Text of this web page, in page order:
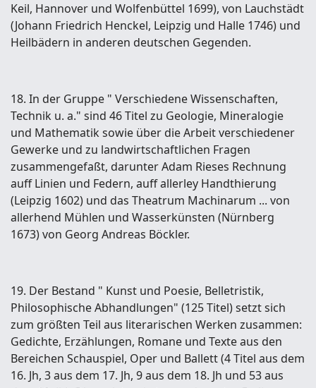
Keil, Hannover und Wolfenbüttel 1699), von Lauchstädt
(Johann Friedrich Henckel, Leipzig und Halle 1746) und
Heilbädern in anderen deutschen Gegenden.
18. In der Gruppe " Verschiedene Wissenschaften,
Technik u. a." sind 46 Titel zu Geologie, Mineralogie
und Mathematik sowie über die Arbeit verschiedener
Gewerke und zu landwirtschaftlichen Fragen
zusammengefaßt, darunter Adam Rieses Rechnung
auff Linien und Federn, auff allerley Handthierung
(Leipzig 1602) und das Theatrum Machinarum ... von
allerhend Mühlen und Wasserkünsten (Nürnberg
1673) von Georg Andreas Böckler.
19. Der Bestand " Kunst und Poesie, Belletristik,
Philosophische Abhandlungen" (125 Titel) setzt sich
zum größten Teil aus literarischen Werken zusammen:
Gedichte, Erzählungen, Romane und Texte aus den
Bereichen Schauspiel, Oper und Ballett (4 Titel aus dem
16. Jh, 3 aus dem 17. Jh, 9 aus dem 18. Jh und 53 aus